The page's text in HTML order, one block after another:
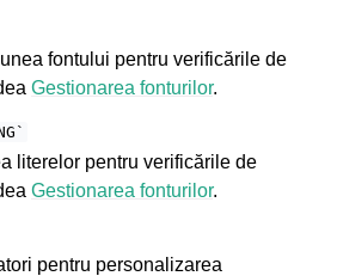
fontului pentru verificările de
Gestionarea fonturilor.
literelor pentru verificările de
Gestionarea fonturilor.
pentru personalizarea